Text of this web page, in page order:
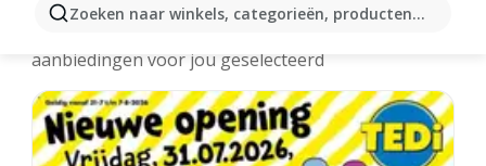
Zoeken naar winkels, categorieën, producten...
Lendelede folders online
aanbiedingen voor jou geselecteerd